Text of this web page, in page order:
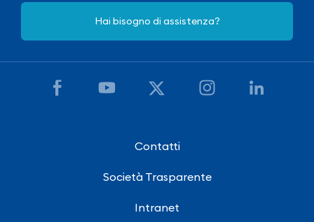
Hai bisogno di assistenza?
Contatti
Società Trasparente
Intranet